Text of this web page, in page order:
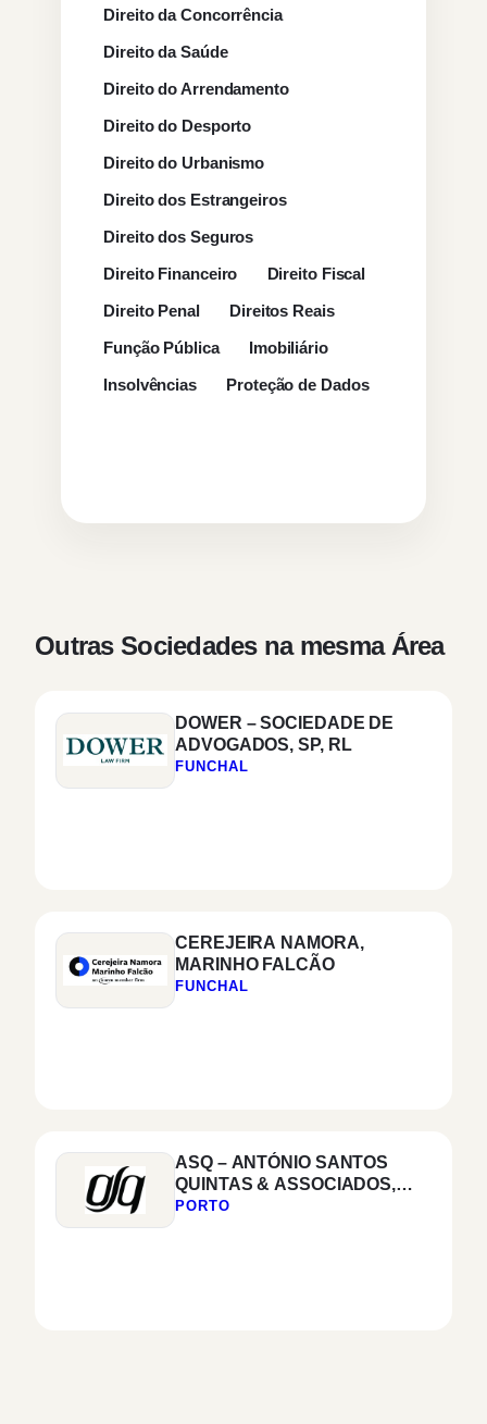
Direito da Concorrência
Direito da Saúde
Direito do Arrendamento
Direito do Desporto
Direito do Urbanismo
Direito dos Estrangeiros
Direito dos Seguros
Direito Financeiro
Direito Fiscal
Direito Penal
Direitos Reais
Função Pública
Imobiliário
Insolvências
Proteção de Dados
Outras Sociedades na mesma Área
DOWER – SOCIEDADE DE
ADVOGADOS, SP, RL
FUNCHAL
CEREJEIRA NAMORA,
MARINHO FALCÃO
FUNCHAL
ASQ – ANTÓNIO SANTOS
QUINTAS & ASSOCIADOS,
SOCIEDADE DE
PORTO